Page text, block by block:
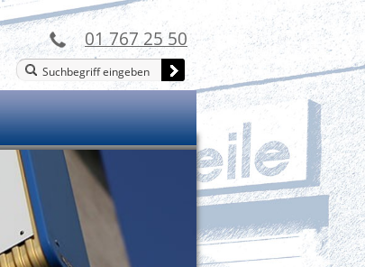
01 767 25 50